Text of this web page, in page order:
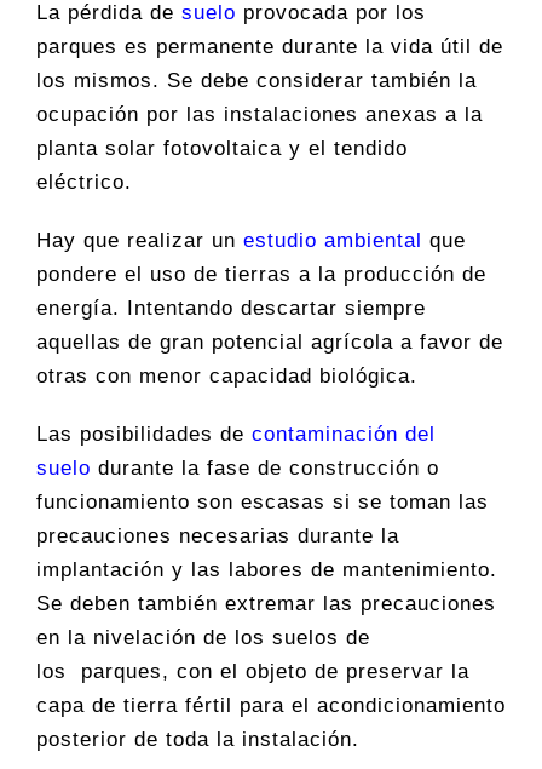
La pérdida de suelo provocada por los
parques es permanente durante la vida útil de
los mismos. Se debe considerar también la
ocupación por las instalaciones anexas a la
planta solar fotovoltaica y el tendido
eléctrico.
Hay que realizar un estudio ambiental que
pondere el uso de tierras a la producción de
energía. Intentando descartar siempre
aquellas de gran potencial agrícola a favor de
otras con menor capacidad biológica.
Las posibilidades de contaminación del
suelo durante la fase de construcción o
funcionamiento son escasas si se toman las
precauciones necesarias durante la
implantación y las labores de mantenimiento.
Se deben también extremar las precauciones
en la nivelación de los suelos de
los parques, con el objeto de preservar la
capa de tierra fértil para el acondicionamiento
posterior de toda la instalación.